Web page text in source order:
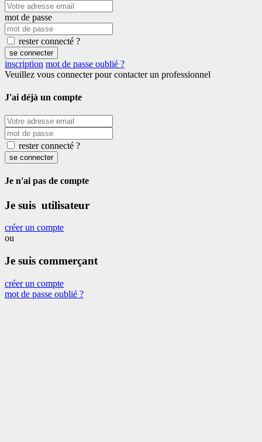
mot de passe
rester connecté ?
se connecter
inscription mot de passe oublié ?
Veuillez vous connecter pour contacter un professionnel
J'ai déjà un compte
rester connecté ?
se connecter
Je n'ai pas de compte
Je suis utilisateur
créer un compte
ou
Je suis commerçant
créer un compte
mot de passe oublié ?